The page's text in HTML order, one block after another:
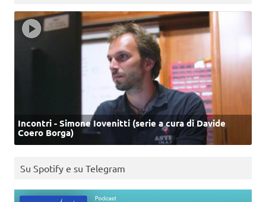
Incontri - Simone Iovenitti (serie a cura di Davide
Coero Borga)
Su Spotify e su Telegram